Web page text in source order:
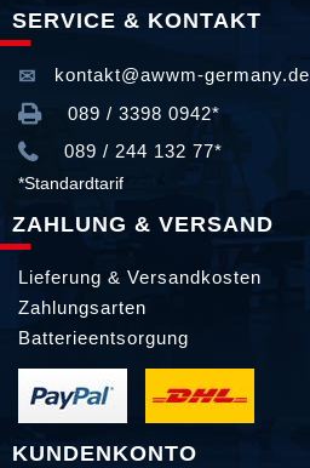
SERVICE & KONTAKT
kontakt@awwm-germany.de
089 / 3398 0942*
089 / 244 132 77*
*Standardtarif
ZAHLUNG & VERSAND
Lieferung & Versandkosten
Zahlungsarten
Batterieentsorgung
KUNDENKONTO